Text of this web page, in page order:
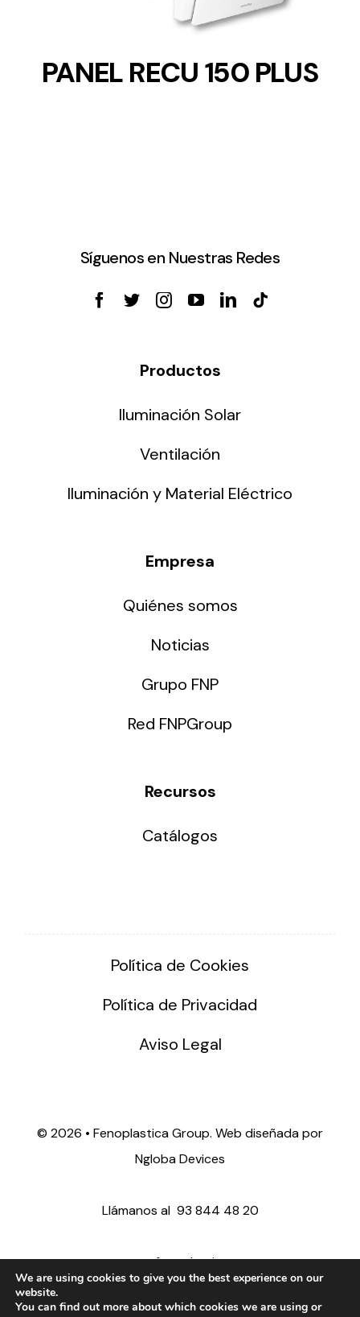
PANEL RECU 150 PLUS
Síguenos en Nuestras Redes
Productos
Iluminación Solar
Ventilación
Iluminación y Material Eléctrico
Empresa
Quiénes somos
Noticias
Grupo FNP
Red FNPGroup
Recursos
Catálogos
Política de Cookies
Política de Privacidad
Aviso Legal
© 2026 • Fenoplastica Group. Web diseñada por
Ngloba Devices
Llámanos al 93 844 48 20
ventas@fenoplastica.com
export@fenoplastica.com
We are using cookies to give you the best experience on our
website.
You can find out more about which cookies we are using or